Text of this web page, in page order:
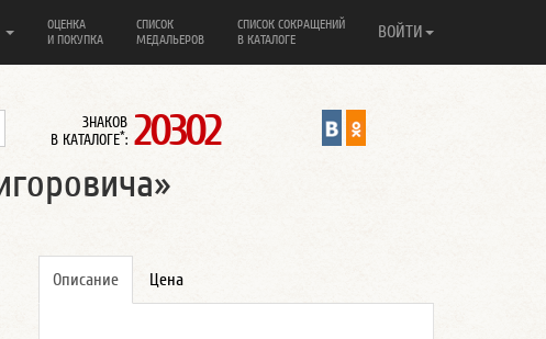
ОЦЕНКА
И ПОКУПКА
СПИСОК
МЕДАЛЬЕРОВ
СПИСОК СОКРАЩЕНИЙ
В КАТАЛОГЕ
ВОЙТИ
ЗНАКОВ
В КАТАЛОГЕ*: 20302
Описание Цена